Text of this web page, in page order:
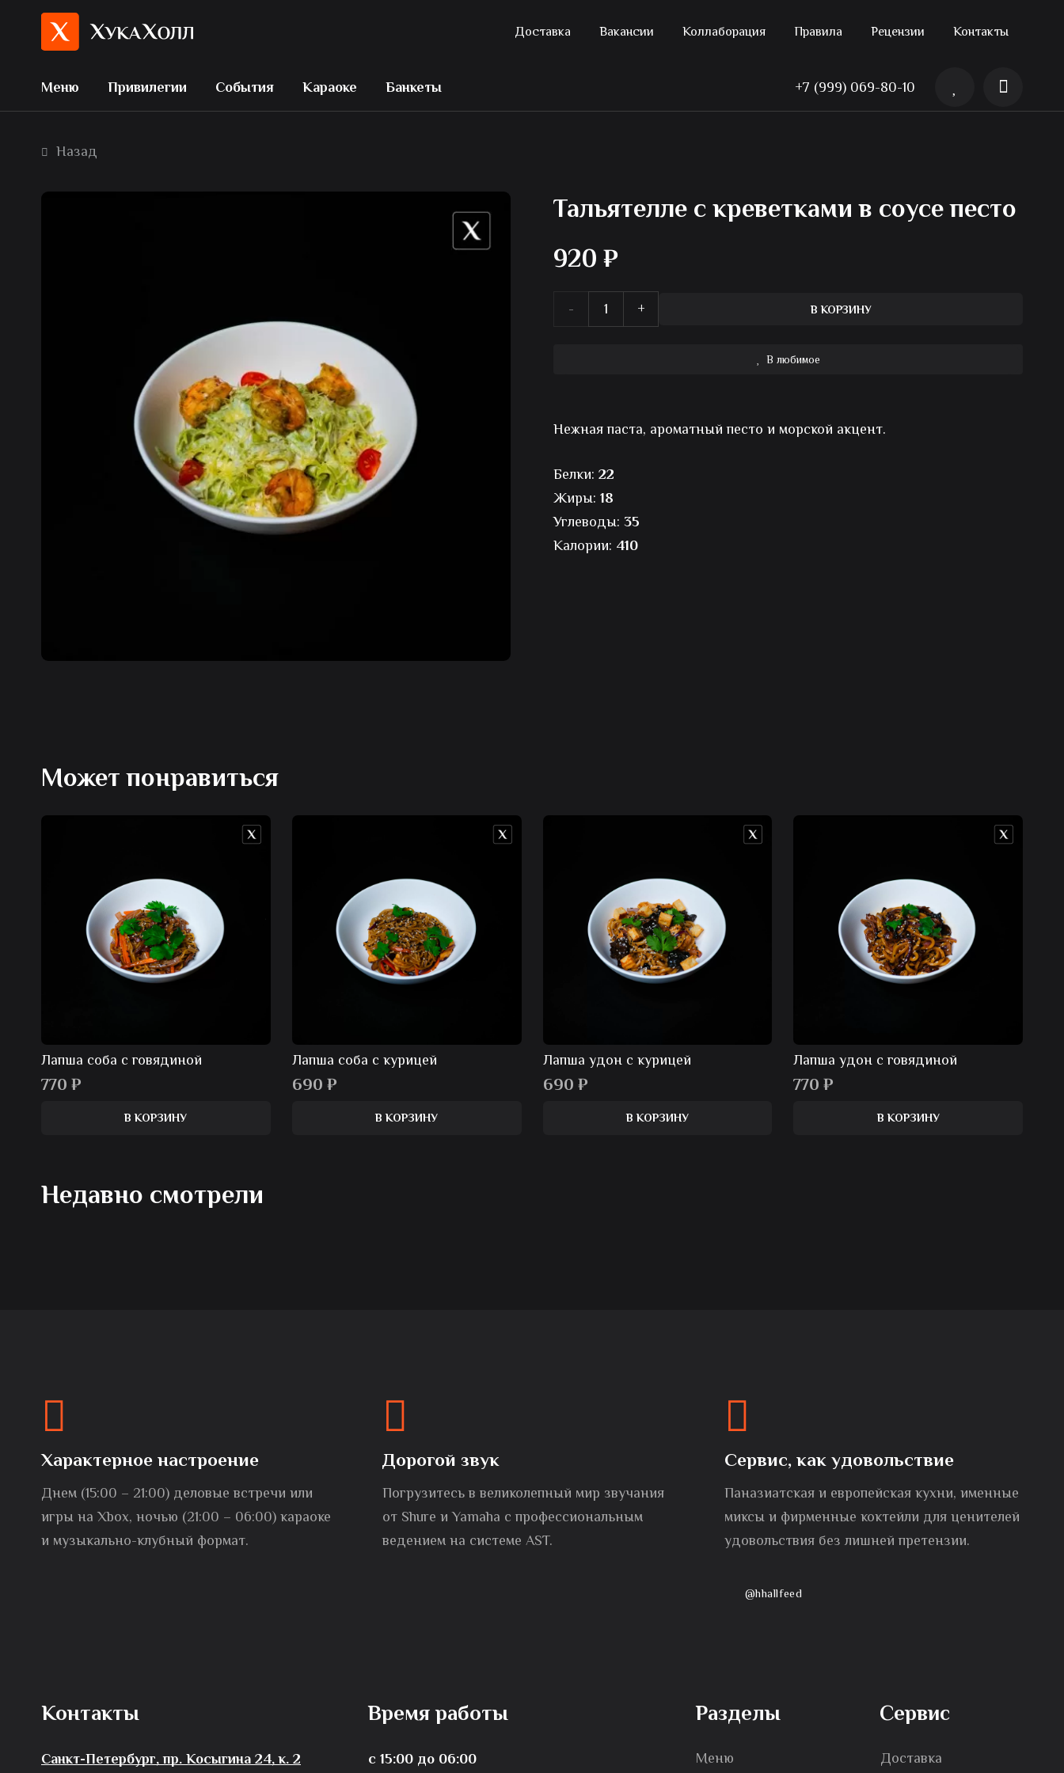
Доставка Вакансии Коллаборация Правила Рецензии Контакты
Меню Привилегии События Караоке Банкеты +7 (999) 069-80-10
Назад
Тальятелле с креветками в соусе песто
920 ₽
Количество
соусе
песто
В КОРЗИНУ
В любимое
Нежная паста, ароматный песто и морской акцент.
Белки: 22
Жиры: 18
Углеводы: 35
Калории: 410
Может понравиться
Лапша соба с говядиной
770 ₽
В КОРЗИНУ
Лапша соба с курицей
690 ₽
В КОРЗИНУ
Лапша удон с курицей
690 ₽
В КОРЗИНУ
Лапша удон с говядиной
770₽
В КОРЗИНУ
Недавно смотрели
Характерное настроение
Днем (15:00 – 21:00) деловые встречи или
игры на Xbox, ночью (21:00 – 06:00) караоке
и музыкально-клубный формат.
Дорогой звук
Погрузитесь в великолепный мир звучания
от Shure и Yamaha с профессиональным
ведением на системе AST.
Сервис, как удовольствие
Паназиатская и европейская кухни, именные
миксы и фирменные коктейли для ценителей
удовольствия без лишней претензии.
@hhallfeed
Контакты
Санкт-Петербург, пр. Косыгина 24, к. 2
Время работы
с 15:00 до 06:00
Разделы
Меню
Сервис
Доставка